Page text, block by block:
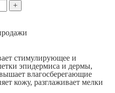
+
стимулирующее и
эпидермиса и дермы,
влагосберегающие
кожу, разглаживает мелки